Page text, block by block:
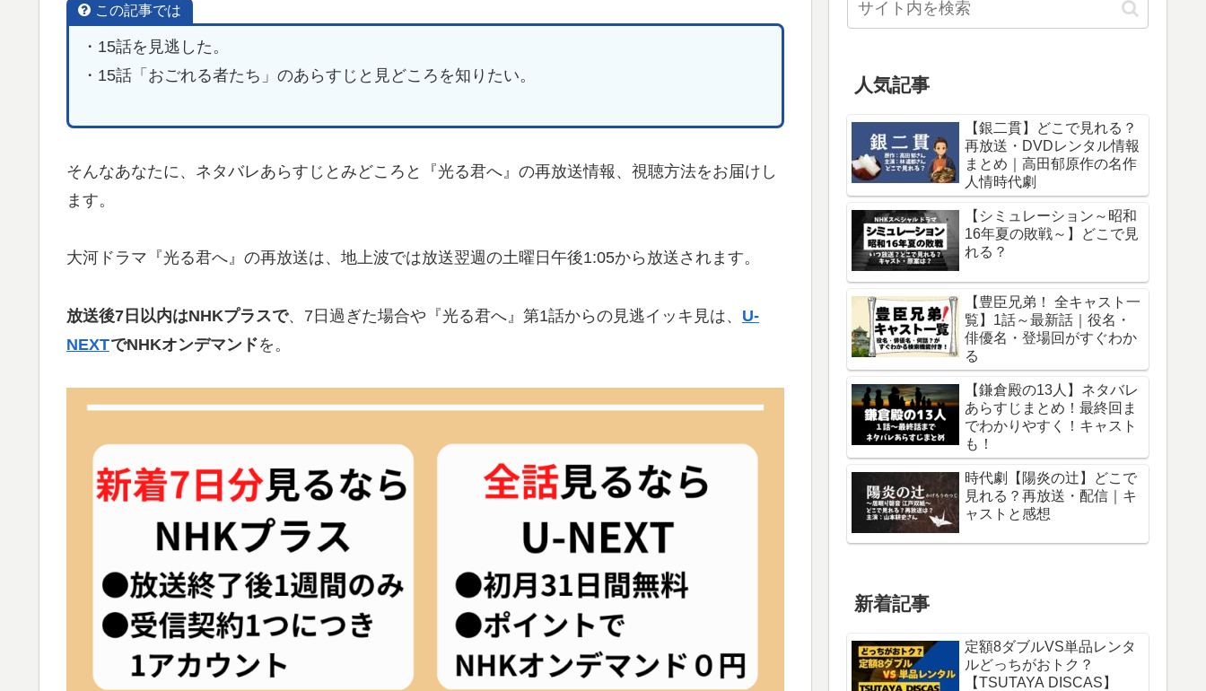
この記事では
・15話を見逃した。
・15話「おごれる者たち」のあらすじと見どころを知りたい。
そんなあなたに、ネタバレあらすじとみどころと『光る君へ』の再放送情報、視聴方法をお届けし
ます。
大河ドラマ『光る君へ』の再放送は、地上波では放送翌週の土曜日午後1:05から放送されます。
放送後7日以内はNHKプラスで、7日過ぎた場合や『光る君へ』第1話からの見逃イッキ見は、 U-
NEXTでNHKオンデマンドを。
人気記事
【銀二貫】どこで見れる？
再放送・DVDレンタル情報
まとめ｜高田郁原作の名作
人情時代劇
【シミュレーション～昭和
16年夏の敗戦～】どこで見
れる？
【豊臣兄弟！ 全キャスト一
覧】1話～最新話｜役名・
俳優名・登場回がすぐわか
る
【鎌倉殿の13人】ネタバレ
あらすじまとめ！最終回ま
でわかりやすく！キャスト
も！
時代劇【陽炎の辻】どこで
見れる？再放送・配信｜キ
ャストと感想
新着記事
定額8ダブルVS単品レンタ
ルどっちがおトク？
【TSUTAYA DISCAS】